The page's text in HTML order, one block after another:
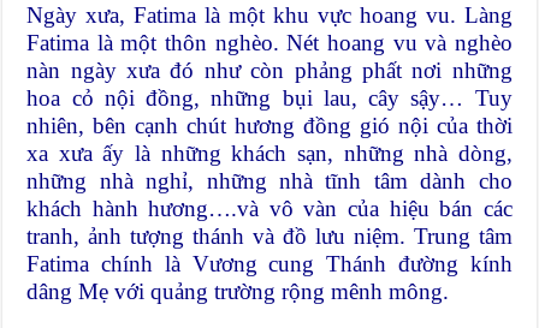
Ngày xưa, Fatima là một khu vực hoang vu. Làng
Fatima là một thôn nghèo. Nét hoang vu và nghèo
nàn ngày xưa đó như còn phảng phất nơi những
hoa cỏ nội đồng, những bụi lau, cây sậy… Tuy
nhiên, bên cạnh chút hương đồng gió nội của thời
xa xưa ấy là những khách sạn, những nhà dòng,
những nhà nghỉ, những nhà tĩnh tâm dành cho
khách hành hương….và vô vàn của hiệu bán các
tranh, ảnh tượng thánh và đồ lưu niệm. Trung tâm
Fatima chính là Vương cung Thánh đường kính
dâng Mẹ với quảng trường rộng mênh mông.